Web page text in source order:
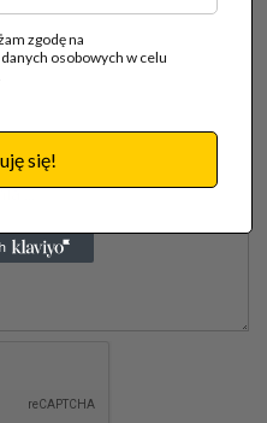
zgodę na
osobowych w celu
się!